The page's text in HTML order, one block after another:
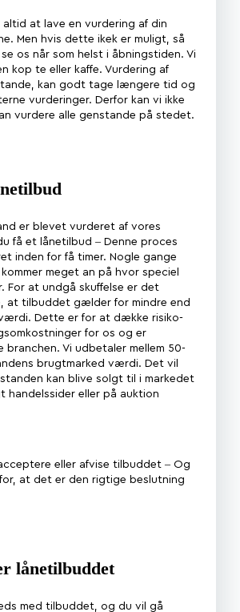
at lave en vurdering af din
Men hvis dette ikek er muligt, så
os når som helst i åbningstiden. Vi
kop te eller kaffe. Vurdering af
kan godt tage længere tid og
vurderinger. Derfor kan vi ikke
vurdere alle genstande på stedet.
er blevet vurderet af vores
få et lånetilbud – Denne proces
inden for få timer. Nogle gange
meget an på hvor speciel
For at undgå skuffelse er det
at tilbuddet gælder for mindre end
Dette er for at dække risiko-
for os og er
branchen. Vi udbetaler mellem 50-
brugtmarked værdi. Det vil
kan blive solgt til i markedet
handelssider eller på auktion
eller afvise tilbuddet – Og
at det er den rigtige beslutning
lånetilbuddet
med tilbuddet, og du vil gå